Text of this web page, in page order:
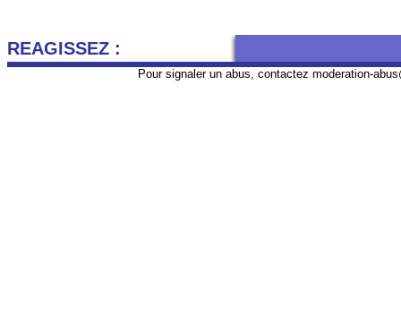
REAGISSEZ :
Pour signaler un abus, contactez moderation-